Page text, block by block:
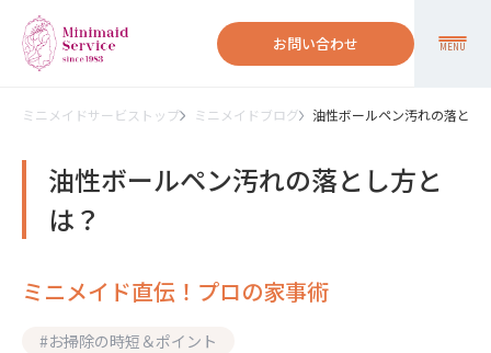
お問い合わせ MENU
ミニメイドサービストップ ミニメイドブログ 油性ボールペン汚れの落とし
油性ボールペン汚れの落とし方と
は？
ミニメイド直伝！プロの家事術
#お掃除の時短＆ポイント